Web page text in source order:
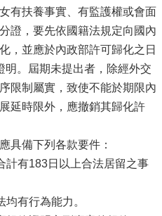
有扶養事實、有監護權或會面
證，要先依國籍法規定向國內
，並應於內政部許可歸化之日
明。屆期未提出者，除經外交
限制屬實，致使不能於期限內
延時限外，應撤銷其歸化許
具備下列各款要件：
計有183日以上合法居留之事
有行為能力。